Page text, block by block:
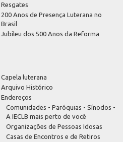
Resgates
200 Anos de Presença Luterana no
Brasil
Jubileu dos 500 Anos da Reforma
Capela luterana
Arquivo Histórico
Endereços
Comunidades - Paróquias - Sínodos -
A IECLB mais perto de você
Organizações de Pessoas Idosas
Casas de Encontros e de Retiros